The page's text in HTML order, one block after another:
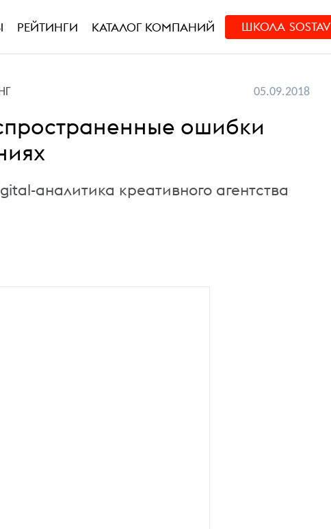
РЕЙТИНГИ КАТАЛОГ КОМПАНИЙ ШКОЛА SOSTAV
05.09.2018
ошибки
аналитика креативного агентства